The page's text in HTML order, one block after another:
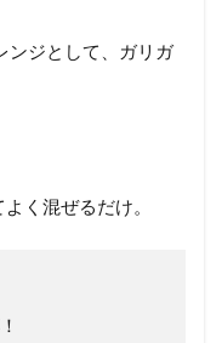
ンジとして、ガリガ
く混ぜるだけ。